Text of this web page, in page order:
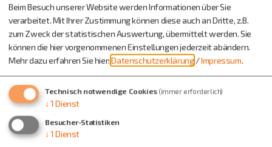
Titting
Beim Besuch unserer Website werden Informationen über Sie
verarbeitet. Mit Ihrer Zustimmung können diese auch an Dritte, z.B.
zum Zweck der statistischen Auswertung, übermittelt werden. Sie
können die hier vorgenommenen Einstellungen jederzeit abändern.
Mehr dazu erfahren Sie hier:Datenschutzerklärung /Impressum.
Technisch notwendige Cookies (immer erforderlich)
↓ 1 Dienst
Besucher-Statistiken
↓ 1 Dienst